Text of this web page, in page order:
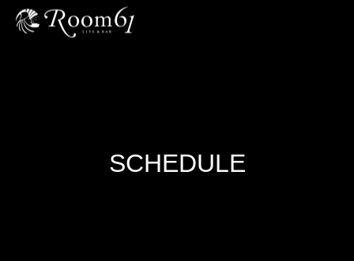
SCHEDULE